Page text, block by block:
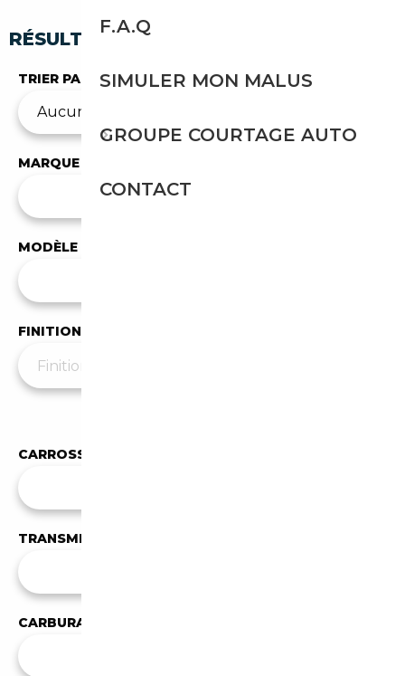
RÉSULTATS DE VOTRE RECHERCHE
TRIER PAR
MARQUE
Audi
MODÈLE
FINITION
CARROSSERIE
TRANSMISSION
CARBURANT
F.A.Q
SIMULER MON MALUS
GROUPE COURTAGE AUTO
CONTACT